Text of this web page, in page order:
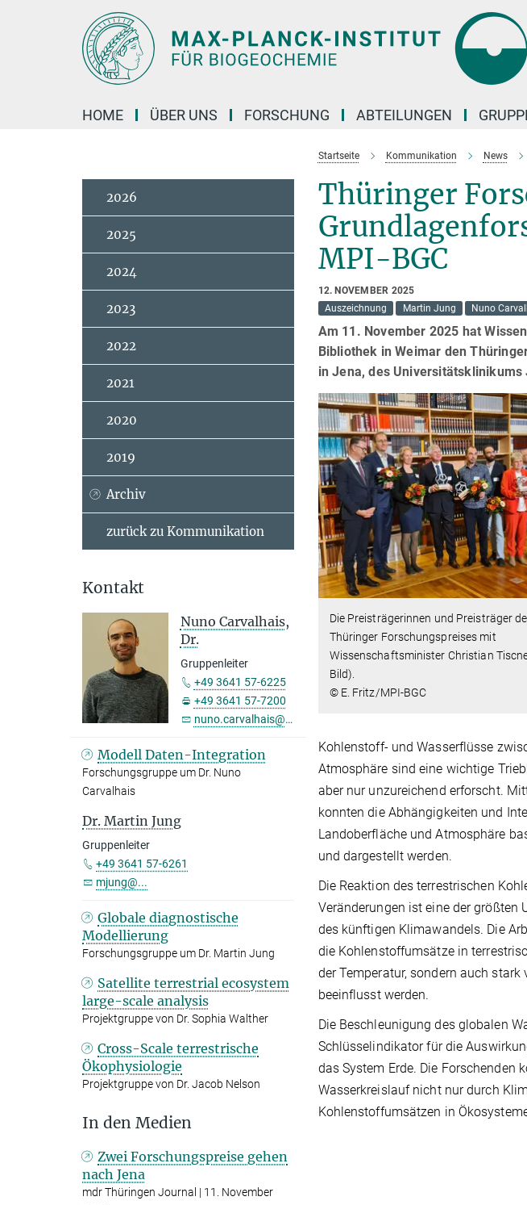
HOME ÜBER UNS FORSCHUNG ABTEILUNGEN
Startseite Kommunikation News
Thüringer
MPI-BGC
12. NOVEMBER 2025
Auszeichnung
Martin Jung Nuno
Am 11. November 2025 hat
Bibliothek in Weimar den
in Jena, des
Die Preisträgerinnen und Preisträger
Thüringer Forschungspreises mit
Wissenschaftsminister Christian
Bild).
© E. Fritz/MPI-BGC
Kohlenstoff- und Wasserflüsse
Atmosphäre sind eine wichtige
aber nur unzureichend erforscht.
konnten die Abhängigkeiten und
Landoberfläche und Atmosphäre
und dargestellt werden.
Die Reaktion des terrestrischen
Veränderungen ist eine der größten
des künftigen Klimawandels. Die
die Kohlenstoffumsätze in
der Temperatur, sondern auch
beeinflusst werden.
Die Beschleunigung des globalen
Schlüsselindikator für die
das System Erde. Die Forschenden
Wasserkreislauf nicht nur durch
Kohlenstoffumsätzen in
2026
2025
2024
2023
2022
2021
2020
2019
Archiv
zurück zu Kommunikation
Kontakt
Nuno Carvalhais,
Dr.
Gruppenleiter
+49 3641 57-6225
+49 3641 57-7200
nuno.carvalhais@...
Modell Daten-Integration
Forschungsgruppe um Dr. Nuno
Carvalhais
Dr. Martin Jung
Gruppenleiter
+49 3641 57-6261
mjung@...
Globale diagnostische
Modellierung
Forschungsgruppe um Dr. Martin Jung
Satellite terrestrial ecosystem
large-scale analysis
Projektgruppe von Dr. Sophia Walther
Cross-Scale terrestrische
Ökophysiologie
Projektgruppe von Dr. Jacob Nelson
In den Medien
Zwei Forschungspreise gehen
nach Jena
mdr Thüringen Journal | 11. November